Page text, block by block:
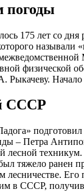
погоды
175 лет со
физической
Рыкачеву. Начало
СССР
– Петра
лесной
тяжело ранен
лесничестве.
в СССР,